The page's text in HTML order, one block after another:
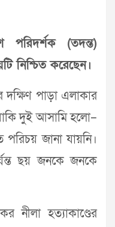
পরিদর্শক (তদন্ত)
নিশ্চিত করেছেন।
দক্ষিণ পাড়া এলাকার
দুই আসামি হলো–
জানা যায়নি।
ছয় জনকে জনকে
নীলা হত্যাকাণ্ডের